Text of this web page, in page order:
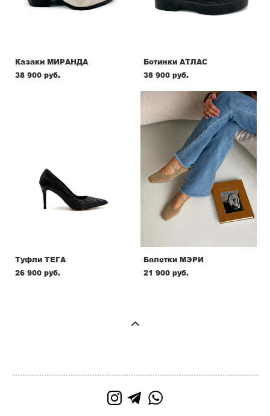
Казаки МИРАНДА
38 900 pуб.
Ботинки АТЛАС
38 900 pуб.
Туфли ТЕГА
26 900 pуб.
Балетки МЭРИ
21 900 pуб.